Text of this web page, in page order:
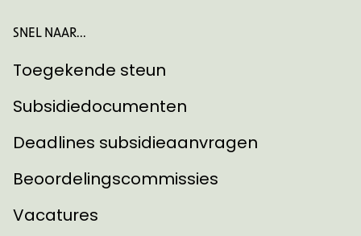
SNEL NAAR...
Toegekende steun
Subsidiedocumenten
Deadlines subsidieaanvragen
Beoordelingscommissies
Vacatures